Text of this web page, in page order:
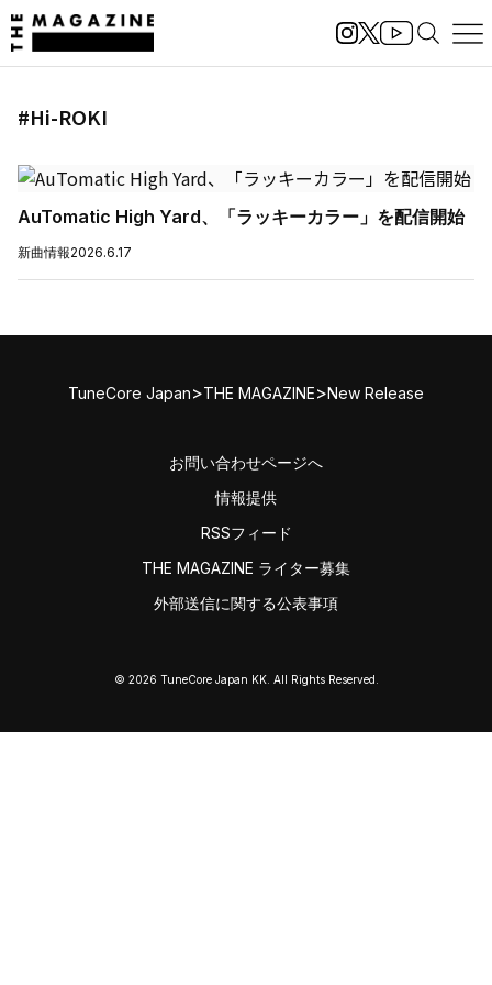
#Hi-ROKI
AuTomatic High Yard、「ラッキーカラー」を配信開始
新曲情報2026.6.17
TuneCore Japan>THE MAGAZINE>New Release
お問い合わせページへ
情報提供
RSSフィード
THE MAGAZINE ライター募集
外部送信に関する公表事項
© 2026 TuneCore Japan KK. All Rights Reserved.